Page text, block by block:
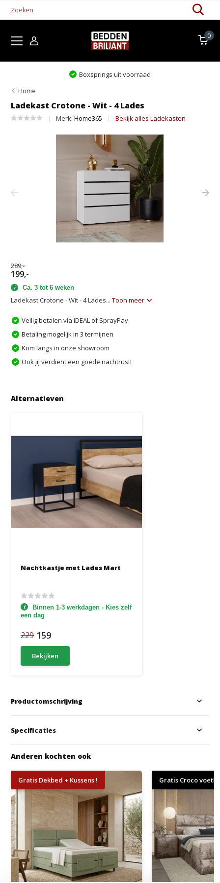
0
Levertijd 1-5 werkdagen
Home
Ladekast Crotone - Wit - 4 Lades
Merk:Home365 Bekijk alles Ladekasten
289,-
199,-
Ca. 3 tot 6 weken
Ladekast Crotone - Wit - 4 Lades...Toon meer
Veilig betalen via iDEAL of SprayPay
Betaling mogelijk in 3 termijnen
Kom langs in onze showroom
Ook jij verdient een goede nachtrust!
Alternatieven
Nachtkastje met Lades Mart
Binnen 1-3 werkdagen - Kies zelf
een dag
229 159
Bekijken
Productomschrijving
Specificaties
Anderen kochten ook
Gratis Dekbed + Kussens ! Gratis Croco